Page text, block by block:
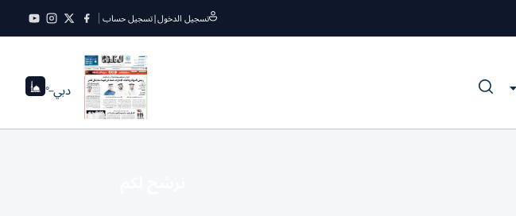
تسجيل الدخول|تسجيل حساب
دبي--°